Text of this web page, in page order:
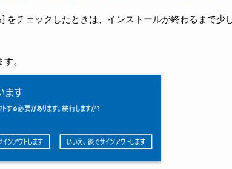
をチェックしたときは、インストールが終わるまで少
。